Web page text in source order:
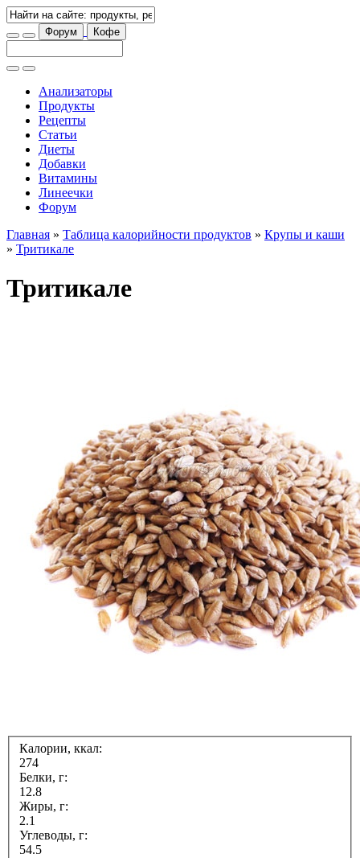
Форум Кофе
Анализаторы
Продукты
Рецепты
Статьи
Диеты
Добавки
Витамины
Линеечки
Форум
Главная » Таблица калорийности продуктов » Крупы и каши
» Тритикале
Тритикале
Калории, ккал:
274
Белки, г:
12.8
Жиры, г:
2.1
Углеводы, г:
54.5